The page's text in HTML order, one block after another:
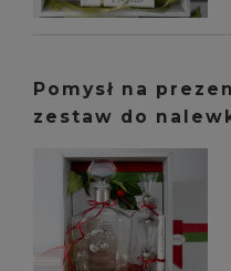
Pomysł na
zestaw do